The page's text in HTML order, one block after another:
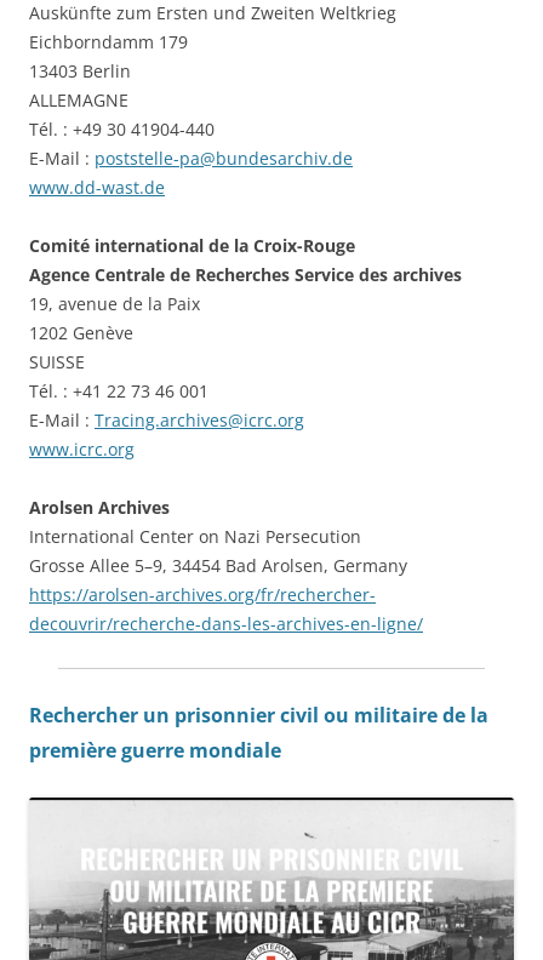
Auskünfte zum Ersten und Zweiten Weltkrieg
Eichborndamm 179
13403 Berlin
ALLEMAGNE
Tél. : +49 30 41904-440
E-Mail : poststelle-pa@bundesarchiv.de
www.dd-wast.de
Comité international de la Croix-Rouge
Agence Centrale de Recherches Service des archives
19, avenue de la Paix
1202 Genève
SUISSE
Tél. : +41 22 73 46 001
E-Mail : Tracing.archives@icrc.org
www.icrc.org
Arolsen Archives
International Center on Nazi Persecution
Grosse Allee 5–9, 34454 Bad Arolsen, Germany
https://arolsen-archives.org/fr/rechercher-
decouvrir/recherche-dans-les-archives-en-ligne/
Rechercher un prisonnier civil ou militaire de la
première guerre mondiale